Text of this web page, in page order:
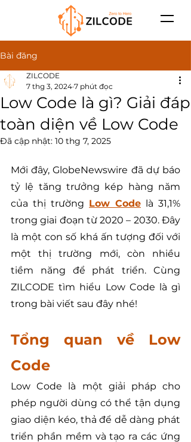
Bài đăng
Low Code là gì? Giải đáp
toàn diện về Low Code
ZILCODE
7 thg 3, 2024 7 phút đọc
Đã cập nhật: 10 thg 7, 2025
Mới đây, GlobeNewswire đã dự báo
tỷ lệ tăng trưởng kép hàng năm
của thị trường Low Code là 31,1%
trong giai đoạn từ 2020 – 2030. Đây
là một con số khá ấn tượng đối với
một thị trường mới, còn nhiều
tiềm năng để phát triển. Cùng
ZILCODE tìm hiểu Low Code là gì
trong bài viết sau đây nhé!
Tổng quan về Low
Code
Low Code là một giải pháp cho
phép người dùng có thể tận dụng
giao diện kéo, thả để dễ dàng phát
triển phần mềm và tạo ra các ứng